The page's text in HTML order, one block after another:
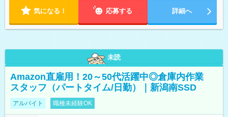
気になる！ 応募する 詳細へ
未読
Amazon直雇用！20～50代活躍中◎倉庫内作業
スタッフ（パートタイム/日勤）｜新潟南SSD
アルバイト 職種未経験OK